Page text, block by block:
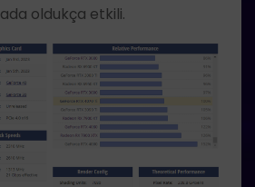
oldukça etkili.